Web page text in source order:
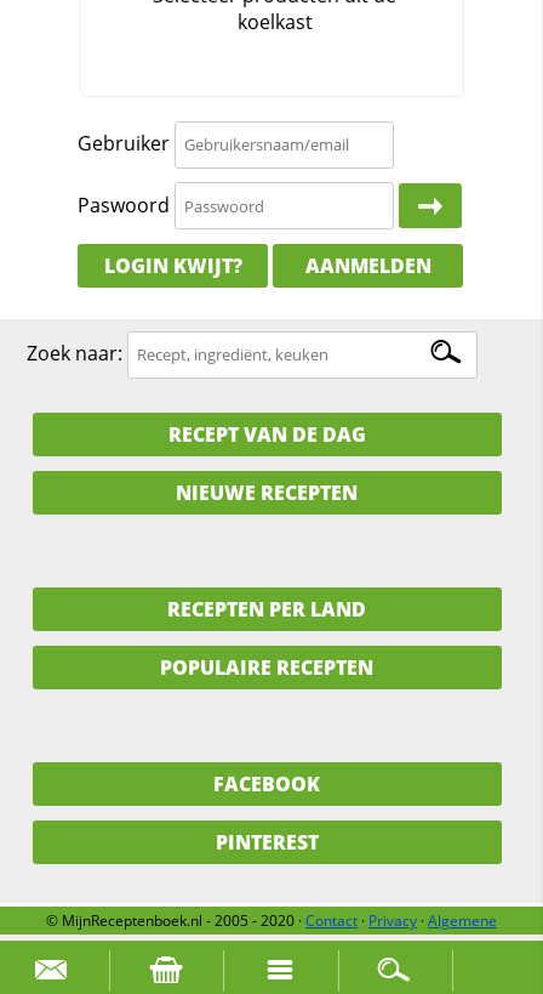
Zoek naar:
Gebruiker
Paswoord
LOGIN KWIJT? AANMELDEN
Zoek naar:
RECEPT VAN DE DAG
NIEUWE RECEPTEN
RECEPTEN PER LAND
POPULAIRE RECEPTEN
FACEBOOK
PINTEREST
© MijnReceptenboek.nl - 2005 - 2020 ·Contact · Privacy ·Algemene
voorwaarden
Over ons